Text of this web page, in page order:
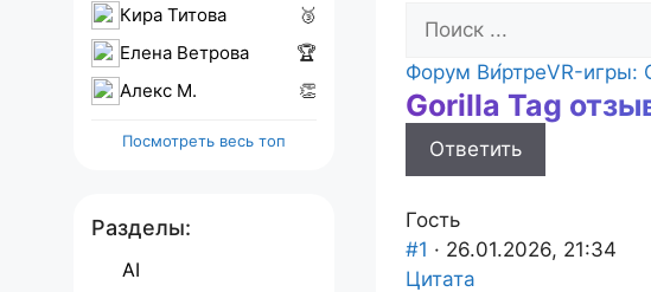
Форума
Форум
breadcrumbs
-
Вы
Форум Ви́ртреVR-игры:
Gorilla Tag
Ответить
Гость
#1 · 26.01.2026, 21:34
Цитата
Кира Титова
🥉
Елена Ветрова
🏆
Алекс M.
👏
Посмотреть весь топ
Разделы:
AI